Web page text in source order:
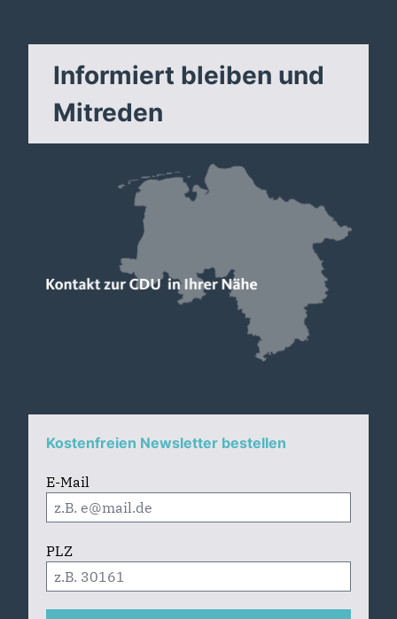
Informiert bleiben und
Mitreden
Kostenfreien Newsletter bestellen
E-Mail
PLZ